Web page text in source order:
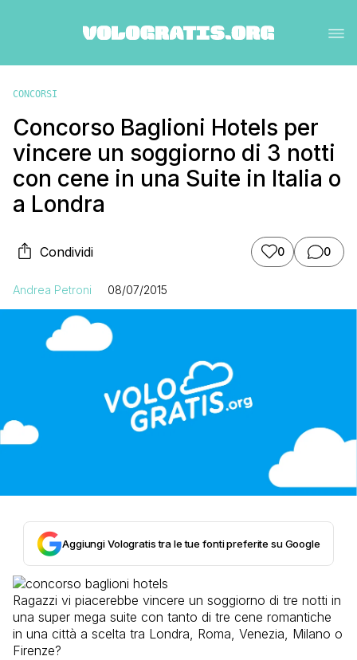
CONCORSI
Concorso Baglioni Hotels per
vincere un soggiorno di 3 notti
con cene in una Suite in Italia o
a Londra
Condividi 0 0
Andrea Petroni 08/07/2015
Aggiungi Vologratis tra le tue fonti preferite su Google
Ragazzi vi piacerebbe vincere un soggiorno di tre notti in
una super mega suite con tanto di tre cene romantiche
in una città a scelta tra Londra, Roma, Venezia, Milano o
Firenze?